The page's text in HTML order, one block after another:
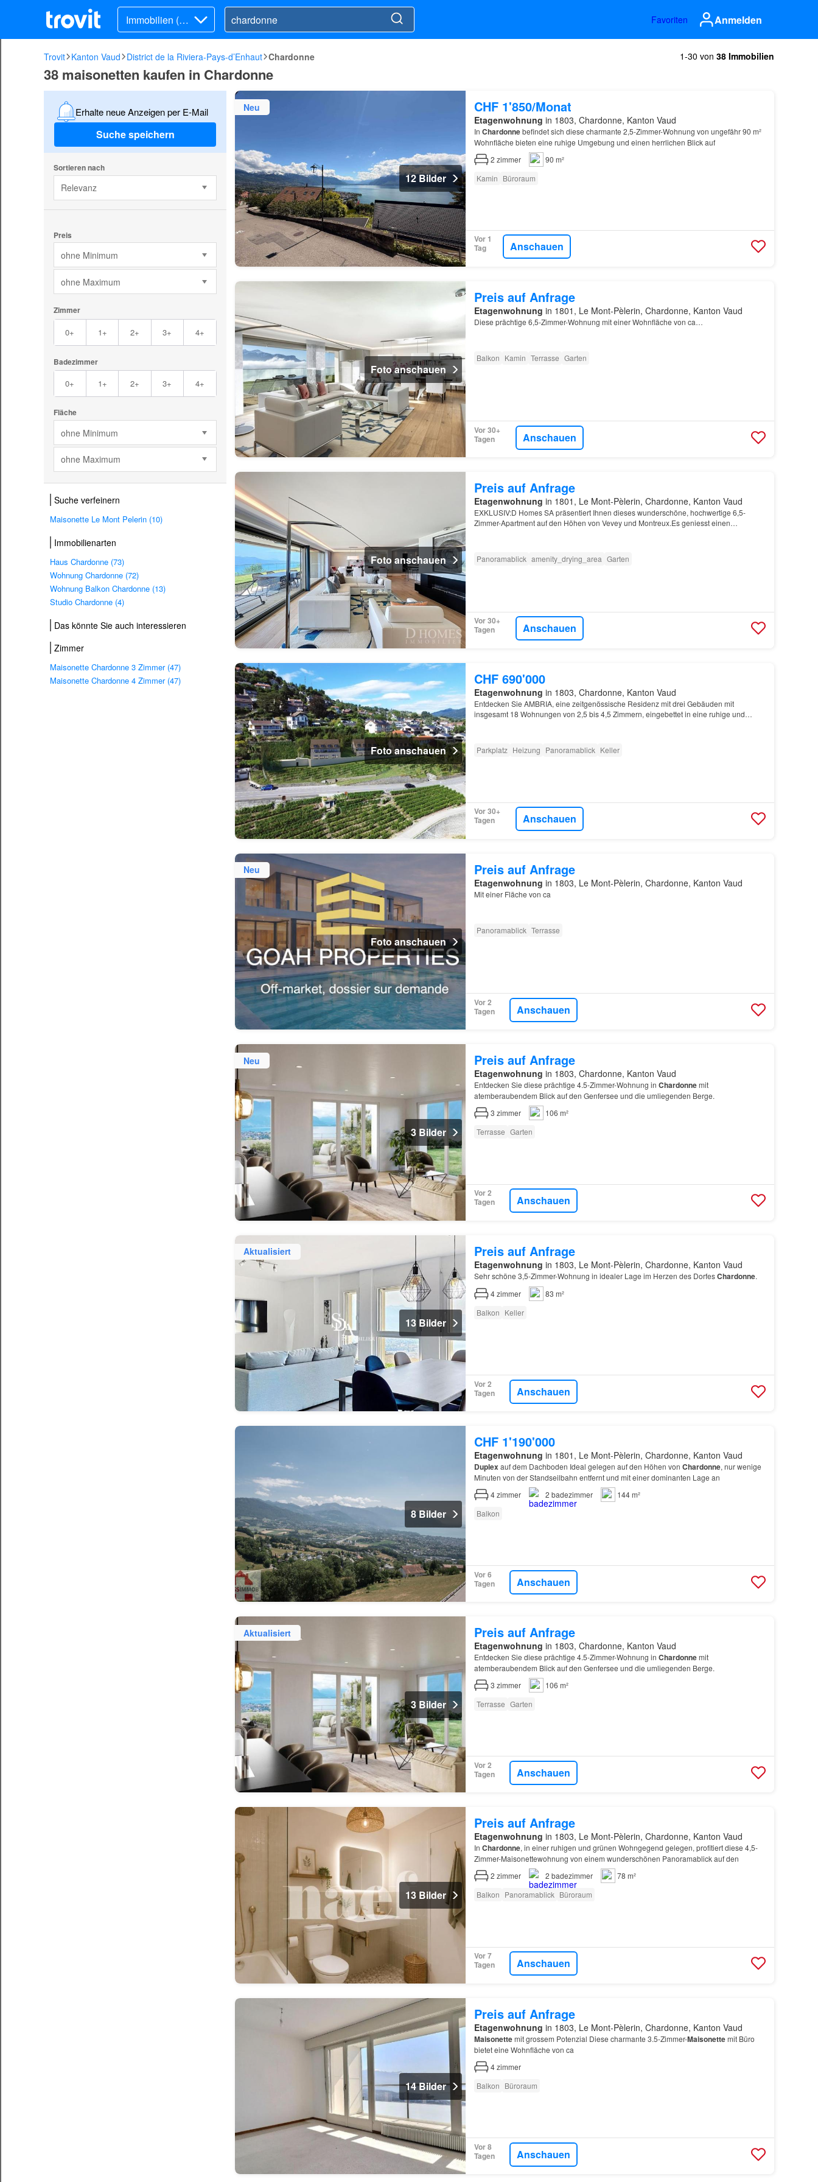
Immobilien (Ka
uf)
Favoriten Anmelden
Trovit Kanton Vaud District de la Riviera-Pays-d’Enhaut Chardonne 1-30 von 38 Immobilien
38 maisonetten kaufen in Chardonne
Erhalte neue Anzeigen per E-Mail
Suche speichern
Sortieren nach
Relevanz
Preis
ohne Minimum
ohne Maximum
Zimmer
0+ 1+ 2+ 3+ 4+
Badezimmer
0+ 1+ 2+ 3+ 4+
Fläche
ohne Minimum
ohne Maximum
Suche verfeinern
Maisonette Le Mont Pelerin (10)
Immobilienarten
Haus Chardonne (73)
Wohnung Chardonne (72)
Wohnung Balkon Chardonne (13)
Studio Chardonne (4)
Das könnte Sie auch interessieren
Zimmer
Maisonette Chardonne 3 Zimmer (47)
Maisonette Chardonne 4 Zimmer (47)
Neu
12 Bilder
CHF 1'850/Monat
Etagenwohnung in 1803, Chardonne, Kanton Vaud
In Chardonnebefindet sich diese charmante 2,5-Zimmer-Wohnung von ungefähr 90 m²
Wohnfläche bieten eine ruhige Umgebung und einen herrlichen Blick auf
2 zimmer
90 m²
Kamin Büroraum
Vor 1
Tag
Anschauen
Foto anschauen
Preis auf Anfrage
Etagenwohnung in 1801, Le Mont-Pèlerin, Chardonne, Kanton Vaud
Diese prächtige 6,5-Zimmer-Wohnung mit einer Wohnfläche von ca…
Balkon Kamin Terrasse Garten
Vor 30+
Tagen
Anschauen
Foto anschauen
Preis auf Anfrage
Etagenwohnung in 1801, Le Mont-Pèlerin, Chardonne, Kanton Vaud
EXKLUSIV:D Homes SA präsentiert Ihnen dieses wunderschöne, hochwertige 6,5-
Zimmer-Apartment auf den Höhen von Vevey und Montreux.Es geniesst einen
Panoramablick amenity_drying_area Garten
Vor 30+
Tagen
Anschauen
Foto anschauen
CHF 690'000
Etagenwohnung in 1803, Chardonne, Kanton Vaud
Entdecken Sie AMBRIA, eine zeitgenössische Residenz mit drei Gebäuden mit
insgesamt 18 Wohnungen von 2,5 bis 4,5 Zimmern, eingebettet in eine ruhige und
Parkplatz Heizung Panoramablick Keller
Vor 30+
Tagen
Anschauen
Neu
Foto anschauen
Preis auf Anfrage
Etagenwohnung in 1803, Le Mont-Pèlerin, Chardonne, Kanton Vaud
Mit einer Fläche von ca
Panoramablick Terrasse
Vor 2
Tagen
Anschauen
Neu
3 Bilder
Preis auf Anfrage
Etagenwohnung in 1803, Chardonne, Kanton Vaud
Entdecken Sie diese prächtige 4.5-Zimmer-Wohnung in Chardonnemit
atemberaubendem Blick auf den Genfersee und die umliegenden Berge.
3 zimmer
106 m²
Terrasse Garten
Vor 2
Tagen
Anschauen
Aktualisiert
13 Bilder
Preis auf Anfrage
Etagenwohnung in 1803, Le Mont-Pèlerin, Chardonne, Kanton Vaud
Sehr schöne 3,5-Zimmer-Wohnung in idealer Lage im Herzen des DorfesChardonne.
4zimmer
83 m²
Balkon Keller
Vor 2
Tagen
Anschauen
8 Bilder
CHF 1'190'000
Etagenwohnung in 1801, Le Mont-Pèlerin, Chardonne, Kanton Vaud
Duplexauf dem Dachboden Ideal gelegen auf den Höhen von Chardonne, nur wenige
Minuten von der Standseilbahn entfernt und mit einer dominanten Lage an
4zimmer 2 badezimmer
144 m²
Balkon
Vor 6
Tagen
Anschauen
Aktualisiert
3 Bilder
Preis auf Anfrage
Etagenwohnung in 1803, Chardonne, Kanton Vaud
Entdecken Sie diese prächtige 4.5-Zimmer-Wohnung in Chardonnemit
atemberaubendem Blick auf den Genfersee und die umliegenden Berge.
3 zimmer
106 m²
Terrasse Garten
Vor 2
Tagen
Anschauen
13 Bilder
Preis auf Anfrage
Etagenwohnung in 1803, Le Mont-Pèlerin, Chardonne, Kanton Vaud
In Chardonne, in einer ruhigen und grünen Wohngegend gelegen, profitiert diese 4,5-
Zimmer-Maisonettewohnung von einem wunderschönen Panoramablick auf den
2 zimmer 2 badezimmer
78 m²
Balkon Panoramablick Büroraum
Vor 7
Tagen
Anschauen
14 Bilder
Preis auf Anfrage
Etagenwohnung in 1803, Le Mont-Pèlerin, Chardonne, Kanton Vaud
Maisonettemit grossem Potenzial Diese charmante 3.5-Zimmer-Maisonettemit Büro
bietet eine Wohnfläche von ca
4zimmer
Balkon Büroraum
Vor 8
Tagen
Anschauen